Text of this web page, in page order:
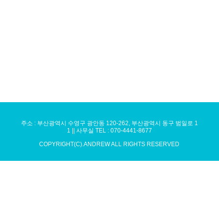
주소 : 부산광역시 수영구 광안동 120-262, 부산광역시 동구 범일로 1
1 || 사무실 TEL : 070-4441-8677
COPYRIGHT(C).ANDREW ALL RIGHTS RESERVED